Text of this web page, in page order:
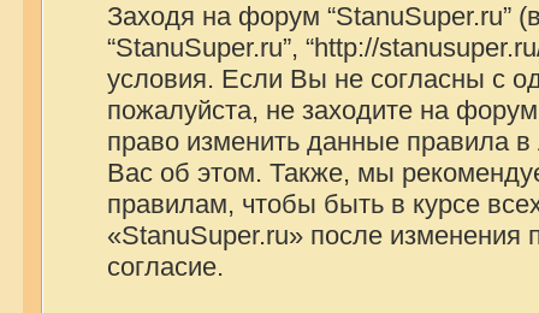
Заходя на форум
“StanuSuper.ru”, “http://
условия. Если Вы не согласны с
пожалуйста, не заходите на
право изменить данные правила
Вас об этом. Также, мы
правилам, чтобы быть в курсе
«StanuSuper.ru» после
согласие.